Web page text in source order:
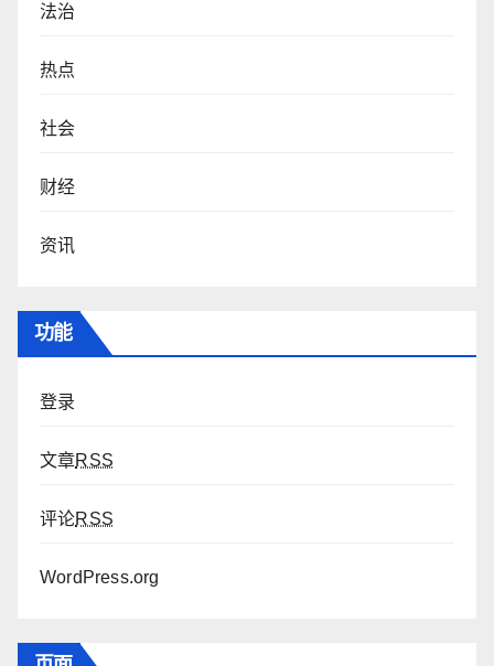
法治
热点
社会
财经
资讯
功能
登录
文章RSS
评论RSS
WordPress.org